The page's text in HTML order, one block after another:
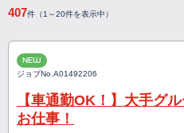
407件（1～20件を表示中）
NEW
ジョブNo.A01492206
【車通勤OK！】大手グ
お仕事！